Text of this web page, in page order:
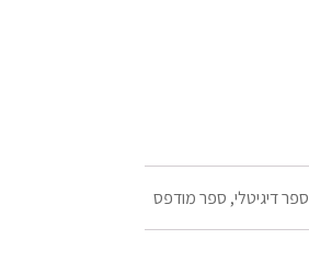
ספר דיגיטלי, ספר מודפס